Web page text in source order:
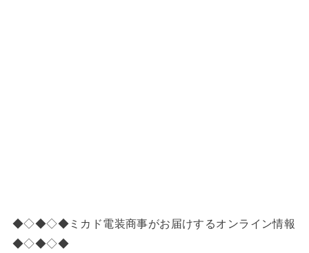
◆◇◆◇◆ミカド電装商事がお届けするオンライン情報
◆◇◆◇◆